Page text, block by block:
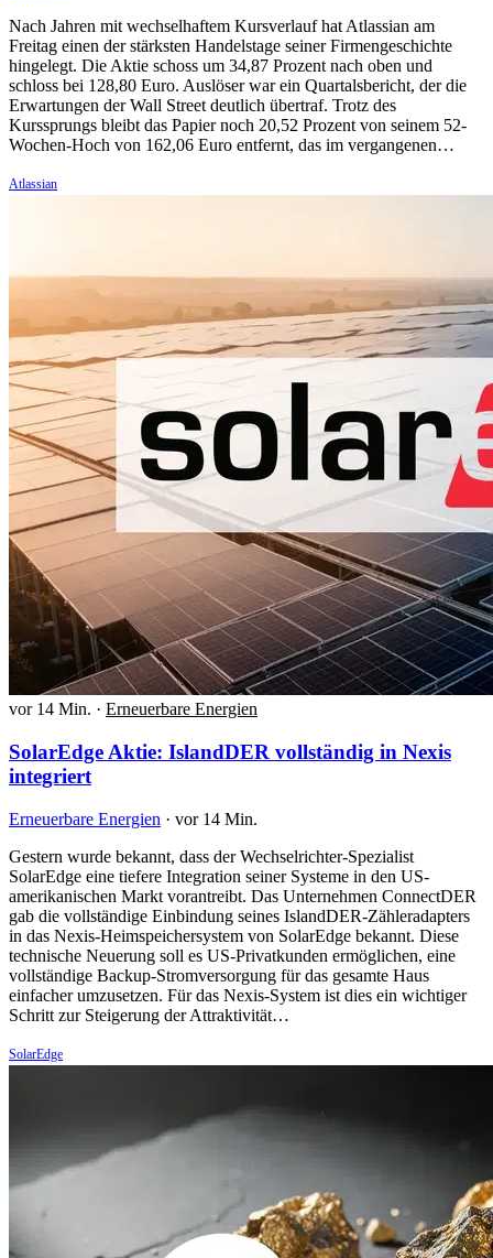
Nach Jahren mit wechselhaftem Kursverlauf hat Atlassian am
Freitag einen der stärksten Handelstage seiner Firmengeschichte
hingelegt. Die Aktie schoss um 34,87 Prozent nach oben und
schloss bei 128,80 Euro. Auslöser war ein Quartalsbericht, der die
Erwartungen der Wall Street deutlich übertraf. Trotz des
Kurssprungs bleibt das Papier noch 20,52 Prozent von seinem 52-
Wochen-Hoch von 162,06 Euro entfernt, das im vergangenen…
Atlassian
vor 14 Min. · Erneuerbare Energien
SolarEdge Aktie: IslandDER vollständig in Nexis
integriert
Erneuerbare Energien · vor 14 Min.
Gestern wurde bekannt, dass der Wechselrichter-Spezialist
SolarEdge eine tiefere Integration seiner Systeme in den US-
amerikanischen Markt vorantreibt. Das Unternehmen ConnectDER
gab die vollständige Einbindung seines IslandDER-Zähleradapters
in das Nexis-Heimspeichersystem von SolarEdge bekannt. Diese
technische Neuerung soll es US-Privatkunden ermöglichen, eine
vollständige Backup-Stromversorgung für das gesamte Haus
einfacher umzusetzen. Für das Nexis-System ist dies ein wichtiger
Schritt zur Steigerung der Attraktivität…
SolarEdge